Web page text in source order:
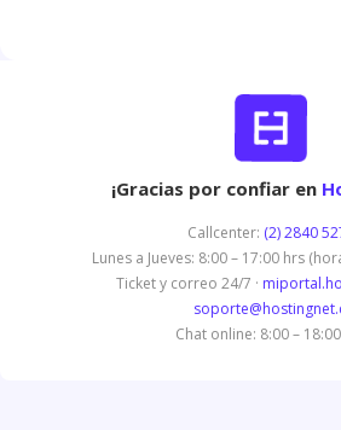
¡Gracias por confiar en
Callcenter: (2) 2840
Lunes a Jueves: 8:00 – 17:00 hrs
Ticket y correo 24/7 ·
Chat online: 8:00 –